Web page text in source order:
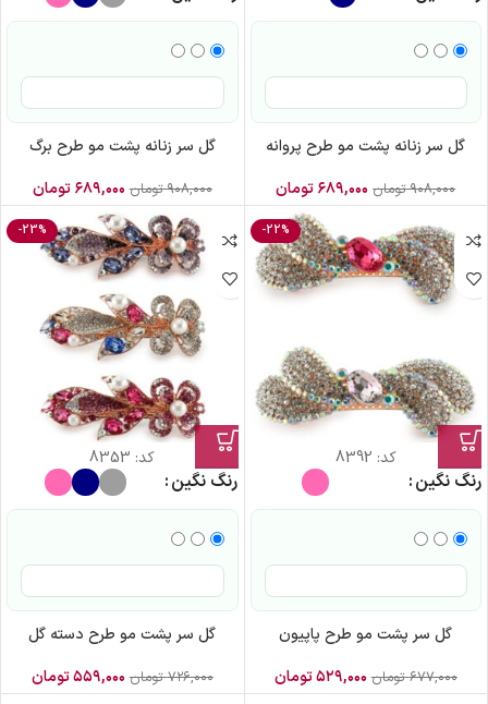
گل سر زنانه پشت مو طرح پروانه
۹۰۸,۰۰۰ تومان ۶۸۹,۰۰۰تومان
گل سر زنانه پشت مو طرح برگ
۹۰۸,۰۰۰ تومان ۶۸۹,۰۰۰ تومان
-22%
کد: 8392
رنگ نگین
گل سر پشت مو طرح پاپیون
۶۷۷,۰۰۰ تومان ۵۲۹,۰۰۰تومان
-23%
کد: 8353
رنگ نگین
گل سر پشت مو طرح دسته گل
۷۲۶,۰۰۰ تومان ۵۵۹,۰۰۰تومان